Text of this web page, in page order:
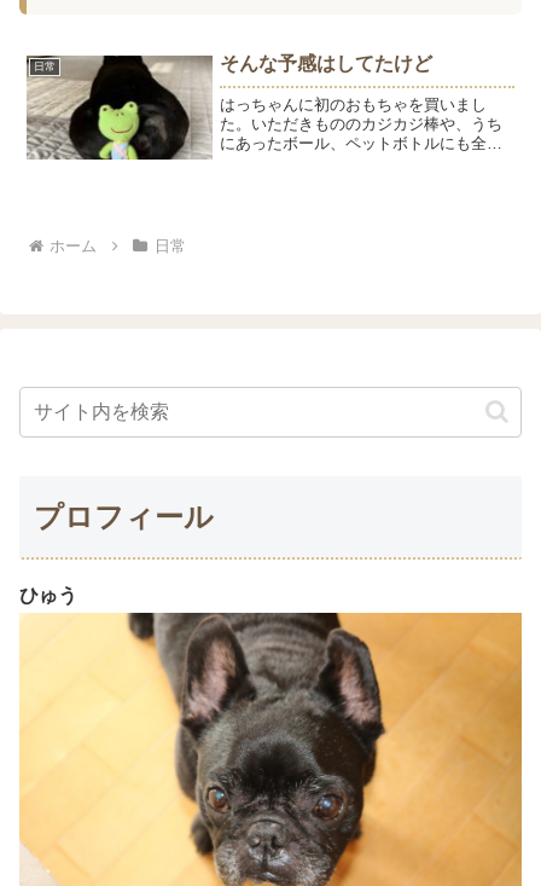
日常 そんな予感はしてたけど
はっちゃんに初のおもちゃを買いまし
た。いただきもののカジカジ棒や、うち
にあったボール、ペットボトルにも全く
ホーム
日常
プロフィール
ひゅう